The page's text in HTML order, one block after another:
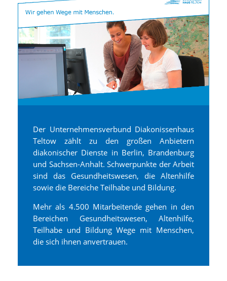
Der Unternehmensverbund Diakonissenhaus
Teltow zählt zu den großen Anbietern
diakonischer Dienste in Berlin, Brandenburg
und Sachsen-Anhalt. Schwerpunkte der Arbeit
sind das Gesundheitswesen, die Altenhilfe
sowie die Bereiche Teilhabe und Bildung.
Mehr als 4.500 Mitarbeitende gehen in den
Bereichen Gesundheitswesen, Altenhilfe,
Teilhabe und Bildung Wege mit Menschen,
die sich ihnen anvertrauen.